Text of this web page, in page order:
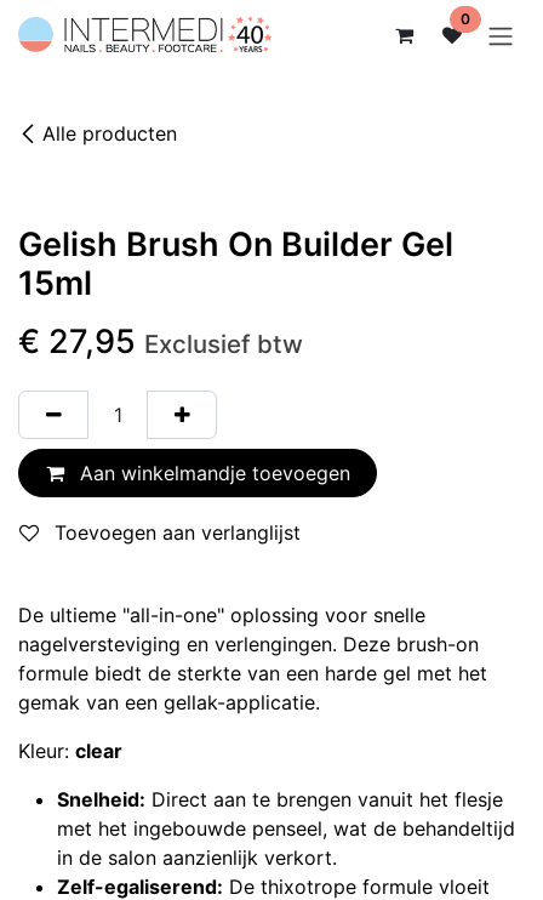
Overslaan naar inhoud 0
Alle producten
Niet op voorraad
Gelish Brush On Builder Gel
15ml
De ultieme "all-in-one" oplossing voor snelle
nagelversteviging en verlengingen. Deze brush-on
formule biedt de sterkte van een harde gel met het
gemak van een gellak-applicatie.
Kleur: clear
Snelheid: Direct aan te brengen vanuit het flesje
met het ingebouwde penseel, wat de behandeltijd
in de salon aanzienlijk verkort.
Zelf-egaliserend: De thixotrope formule vloeit
€ 27,95 Exclusief btw
Aan winkelmandje toevoegen
Toevoegen aan verlanglijst